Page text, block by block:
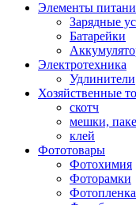
Элементы
Зарядные
Батарейки
Электротехника
Удлинители
Хозяйственные
скотч
мешки,
клей
Фототовары
Фотохимия
Фоторамки
Фотопленка